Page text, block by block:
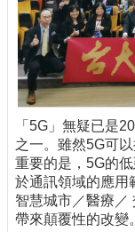
關
於
我
們
版
刊
物
校
務
「5G」無疑已是
之一。雖然5G可
重要的是，5G的
於通訊領域的應用
智慧城市／醫療／
帶來顛覆性的改變。